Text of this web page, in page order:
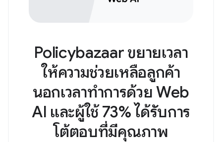
Policybazaar ขยายเวลา
ให้ความช่วยเหลือลูกค้า
นอกเวลาทำการด้วย Web
AI และผู้ใช้ 73% ได้รับการ
โต้ตอบที่มีคุณภาพ